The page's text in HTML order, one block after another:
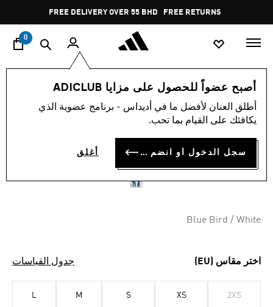
Pause
promotion
rotation
FREE DELIVERY OVER 55 BHD FREE RETURNS
0
أصبح عضواً للحصول على مزايا ADICLUB
أطلق العنان لأفضل ما في أديداس - برنامج عضوية الذي
يكافئك على القيام بما تحب.
سجل الدخول أو انضم الآن أغلق
الرياضات كرة القدم الملابس
قميص ريال مدريد TERRACE
ICONS JERSEY
BD 40.75
Blue Bird / White
اختر مقاس (EU) جدول القياسات
2XS
XS
S
M
L